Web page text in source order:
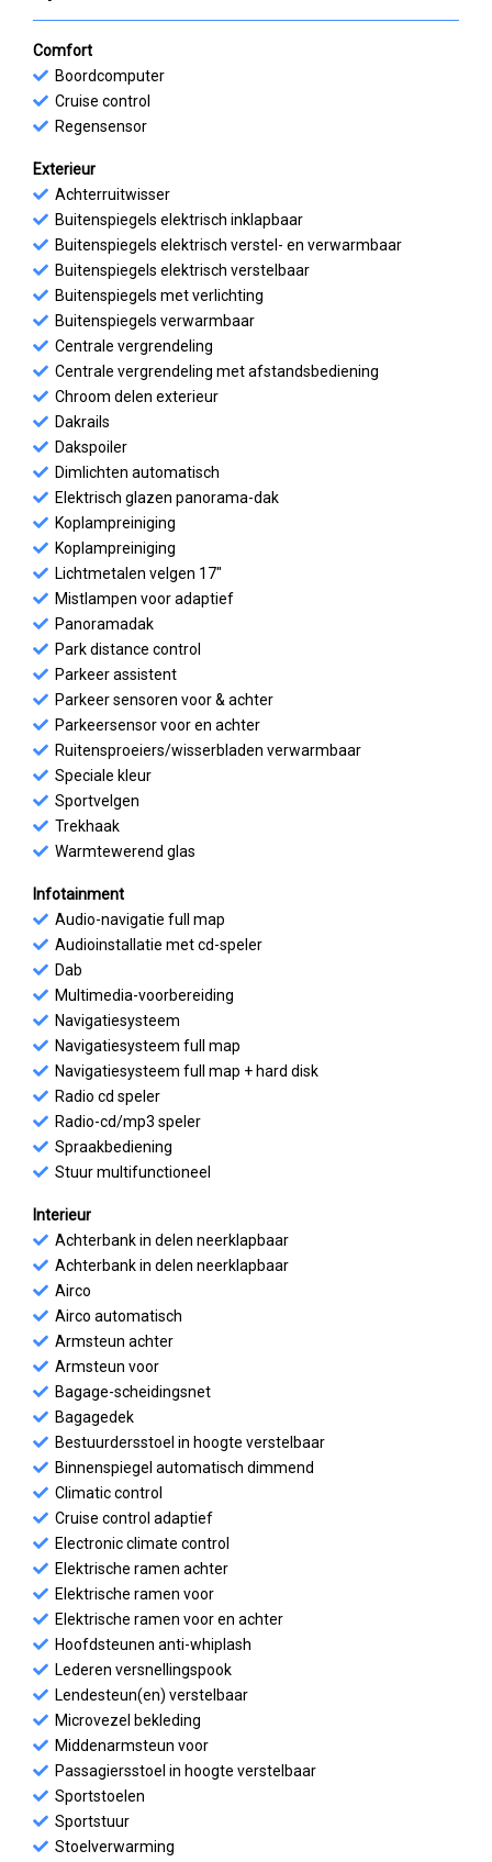
Comfort
Boordcomputer
Cruise control
Regensensor
Exterieur
Achterruitwisser
Buitenspiegels elektrisch inklapbaar
Buitenspiegels elektrisch verstel- en verwarmbaar
Buitenspiegels elektrisch verstelbaar
Buitenspiegels met verlichting
Buitenspiegels verwarmbaar
Centrale vergrendeling
Centrale vergrendeling met afstandsbediening
Chroom delen exterieur
Dakrails
Dakspoiler
Dimlichten automatisch
Elektrisch glazen panorama-dak
Koplampreiniging
Koplampreiniging
Lichtmetalen velgen 17"
Mistlampen voor adaptief
Panoramadak
Park distance control
Parkeer assistent
Parkeer sensoren voor & achter
Parkeersensor voor en achter
Ruitensproeiers/wisserbladen verwarmbaar
Speciale kleur
Sportvelgen
Trekhaak
Warmtewerend glas
Infotainment
Audio-navigatie full map
Audioinstallatie met cd-speler
Dab
Multimedia-voorbereiding
Navigatiesysteem
Navigatiesysteem full map
Navigatiesysteem full map + hard disk
Radio cd speler
Radio-cd/mp3 speler
Spraakbediening
Stuur multifunctioneel
Interieur
Achterbank in delen neerklapbaar
Achterbank in delen neerklapbaar
Airco
Airco automatisch
Armsteun achter
Armsteun voor
Bagage-scheidingsnet
Bagagedek
Bestuurdersstoel in hoogte verstelbaar
Binnenspiegel automatisch dimmend
Climatic control
Cruise control adaptief
Electronic climate control
Elektrische ramen achter
Elektrische ramen voor
Elektrische ramen voor en achter
Hoofdsteunen anti-whiplash
Lederen versnellingspook
Lendesteun(en) verstelbaar
Microvezel bekleding
Middenarmsteun voor
Passagiersstoel in hoogte verstelbaar
Sportstoelen
Sportstuur
Stoelverwarming